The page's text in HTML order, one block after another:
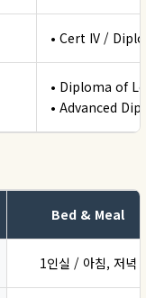
• Cert IV /
• Diploma of
• Advanced
Bed & Meal
1인실 / 아침, 저녁